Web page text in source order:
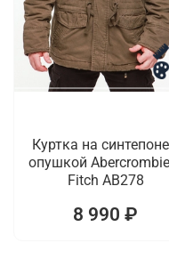
Куртка на
опушкой
Fitch AB278
8 990 ₽